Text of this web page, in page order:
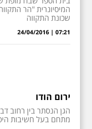
המיסיונרית "הר
שכונת התקווה
07:21 | 24/04/2016
ירום הודו
הגן הנסתר בין רחוב
מתחם בעל חשיבות